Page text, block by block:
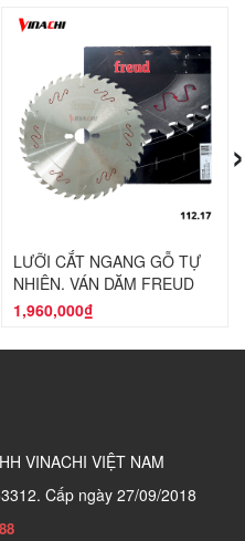
LƯỠI CẮT NGANG GỖ TỰ
NHIÊN, VÁN DĂM FREUD
LU1H1100 - 300*2.8*30*72T
1,960,000₫
›
VINACHI VIỆT NAM
Cấp ngày 27/09/2018